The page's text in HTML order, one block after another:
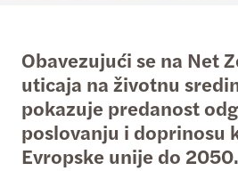
Obavezujući se na Net
uticaja na životnu
pokazuje predanost
poslovanju i doprinosu
Evropske unije do 2050.